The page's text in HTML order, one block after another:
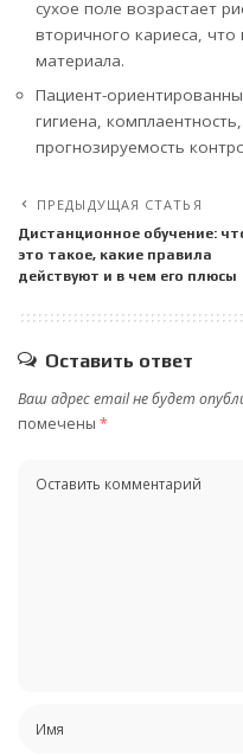
сухое поле возрастает
вторичного кариеса,
материала.
Пациент-
гигиена,
прогнозируемость
ПРЕДЫДУЩАЯ СТАТЬЯ
Дистанционное обучение:
это такое, какие правила
действуют и в чем его плюсы
Оставить ответ
Ваш адрес email не будет
помечены *